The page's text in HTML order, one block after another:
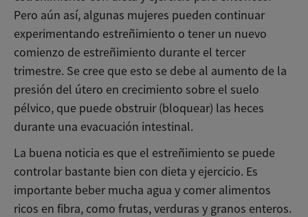
Pero aún así, algunas mujeres pueden continuar
experimentando estreñimiento o tener un nuevo
comienzo de estreñimiento durante el tercer
trimestre. Se cree que esto se debe al aumento de la
presión del útero en crecimiento sobre el suelo
pélvico, que puede obstruir (bloquear) las heces
durante una evacuación intestinal.
La buena noticia es que el estreñimiento se puede
controlar bastante bien con dieta y ejercicio. Es
importante beber mucha agua y comer alimentos
ricos en fibra, como frutas, verduras y granos enteros.